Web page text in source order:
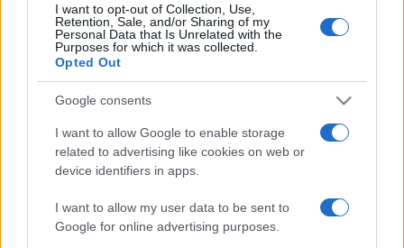
I want to opt-out of Collection, Use,
Retention, Sale, and/or Sharing of my
Personal Data that Is Unrelated with the
Purposes for which it was collected.
Opted Out
Google consents
I want to allow Google to enable storage
related to advertising like cookies on web or
device identifiers in apps.
I want to allow my user data to be sent to
Google for online advertising purposes.
Hard Crossword Überblick
Speziell für Kreuzworträtsel-Fans entwickelt, die eine
Verbessern Sie Ihre Kreuzworträtselfähigkeiten mit
diesem kostenlosen, täglichen Kreuzworträtsel,
herausgegeben von Stan Newman, Amerikas führendem
Experten für anspruchsvolle, aber faire Kreuzworträtsel.
Jedes von Stans „Hard Crosswords“ hat ein kniffliges